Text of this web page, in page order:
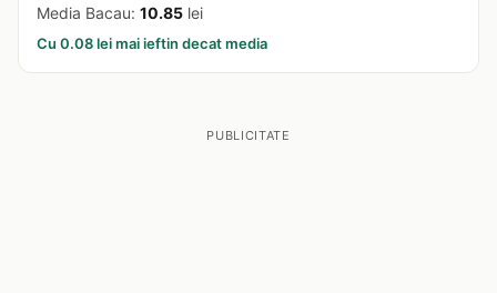
Media Bacau: 10.85 lei
Cu 0.08 lei mai ieftin decat media
PUBLICITATE